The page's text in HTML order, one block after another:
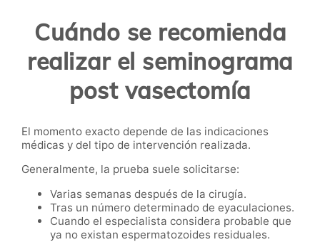
Cuándo se recomienda
realizar el seminograma
post vasectomía
El momento exacto depende de las indicaciones
médicas y del tipo de intervención realizada.
Generalmente, la prueba suele solicitarse:
Varias semanas después de la cirugía.
Tras un número determinado de eyaculaciones.
Cuando el especialista considera probable que
ya no existan espermatozoides residuales.